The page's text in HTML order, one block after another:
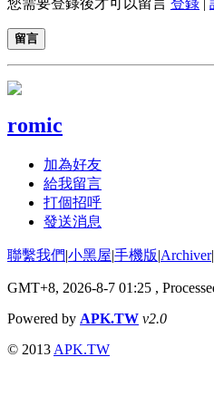
留言
romic
加為好友
給我留言
打個招呼
發送消息
聯繫我們|小黑屋|手機版|Archiver|
GMT+8, 2026-8-7 01:25 ,
Powered by APK.TW v2.0
© 2013 APK.TW